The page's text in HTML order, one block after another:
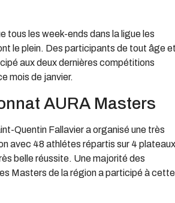
tous les week-ends dans la ligue les
le plein. Des participants de tout âge
aux deux dernières compétitions
mois de janvier.
AURA Masters
Quentin Fallavier a organisé une très
avec 48 athlétes répartis sur 4 plateaux
belle réussite. Une majorité des
Masters de la région a participé à cette